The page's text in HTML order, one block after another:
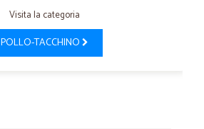
Visita la categoria
POLLO-TACCHINO